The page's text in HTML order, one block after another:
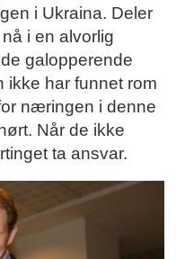
i Ukraina. Deler
i en alvorlig
galopperende
ikke har funnet rom
næringen i denne
Når de ikke
ta ansvar.